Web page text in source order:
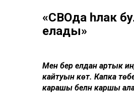
«СВОда һәлак
елады»
Менә бер елдан артык
кайтуын көтә. Капка
карашы белән каршы ала: